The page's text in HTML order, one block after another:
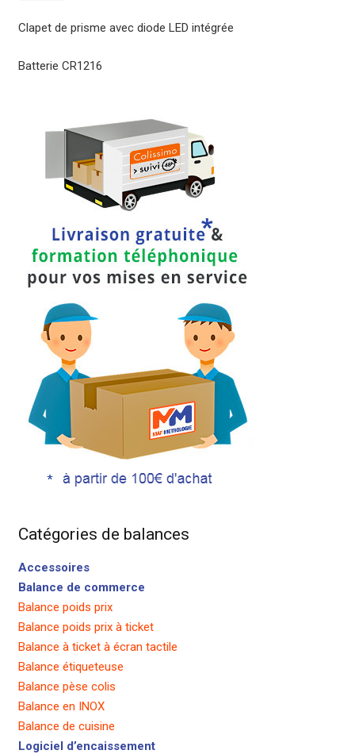
ORA-
Clapet de prisme avec diode LED intégrée
Batterie CR1216
Catégories de balances
Accessoires
Balance de commerce
Balance poids prix
Balance poids prix à ticket
Balance à ticket à écran tactile
Balance étiqueteuse
Balance pèse colis
Balance en INOX
Balance de cuisine
Logiciel d’encaissement